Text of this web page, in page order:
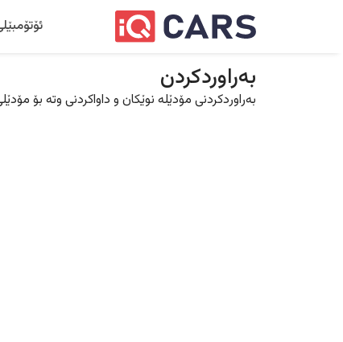
بەراوردکردن
بەراوردکردنی مۆدێلە نوێکان و داواکردنی وتە بۆ